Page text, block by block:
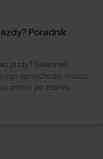
Poradnik
jazdy? Świetnie!
samochodu, musisz
zrobić po zdaniu
mógł prowadzić